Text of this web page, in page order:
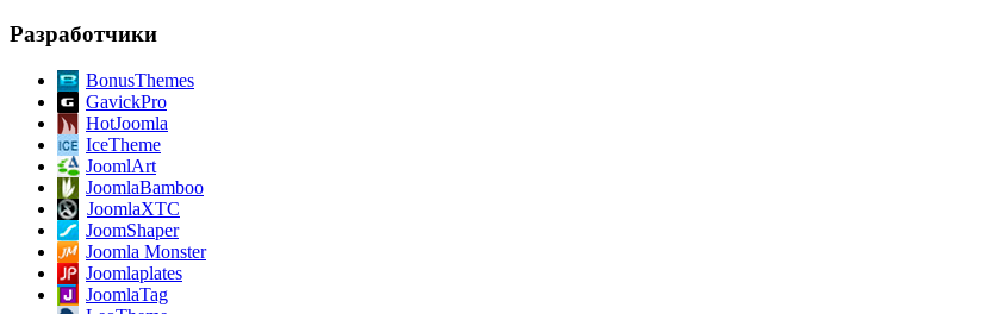
Разработчики
BonusThemes
GavickPro
HotJoomla
IceTheme
JoomlArt
JoomlaBamboo
JoomlaXTC
JoomShaper
Joomla Monster
Joomlaplates
JoomlaTag